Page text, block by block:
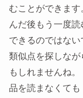
むことができま
んだ後もう一度
できるのではな
類似点を探しな
もしれませんね
品を読まなくて